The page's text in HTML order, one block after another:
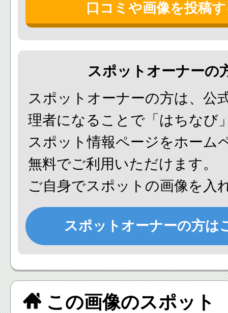
口コミや画像を投稿
スポットオーナーの
スポットオーナーの方は、公
理者になることで「はちなび
スポット情報ページをホーム
無料でご利用いただけます。
ご自身でスポットの画像を入
スポットオーナーの方は
この画像のスポット